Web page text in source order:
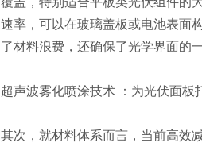
速率，可以在玻璃盖板或电池表面
了材料浪费，还确保了光学界面的
超声波雾化喷涂技术 ：为光伏面板
其次，就材料体系而言，当前高效